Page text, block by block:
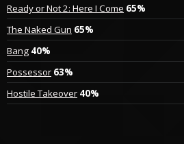
Ready or Not 2: Here I Come 65%
The Naked Gun 65%
Bang 40%
Possessor 63%
Hostile Takeover 40%